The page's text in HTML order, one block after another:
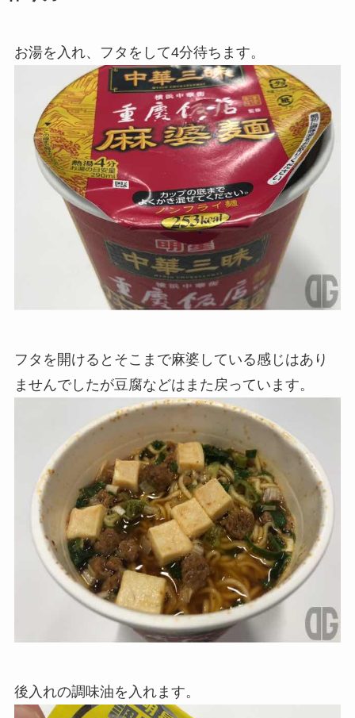
お湯を入れ、フタをして4分待ちます。
フタを開けるとそこまで麻婆している感じはあり
ませんでしたが豆腐などはまた戻っています。
後入れの調味油を入れます。